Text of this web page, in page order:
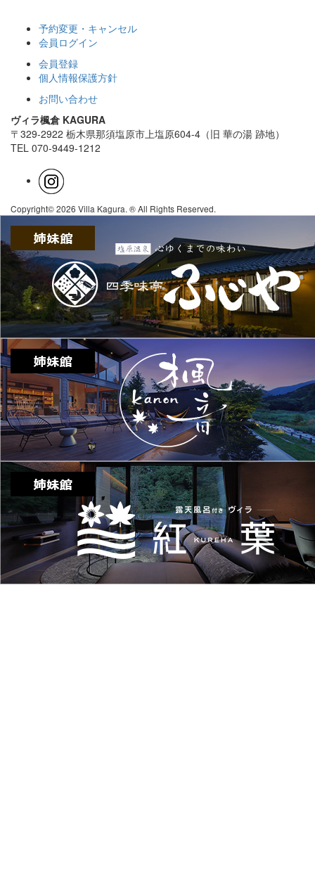
予約変更・キャンセル
会員ログイン
会員登録
個人情報保護方針
お問い合わせ
ヴィラ楓倉 KAGURA
〒329-2922 栃木県那須塩原市上塩原604-4（旧 華の湯 跡地）
TEL 070-9449-1212
Copyright© 2026 Villa Kagura. ® All Rights Reserved.